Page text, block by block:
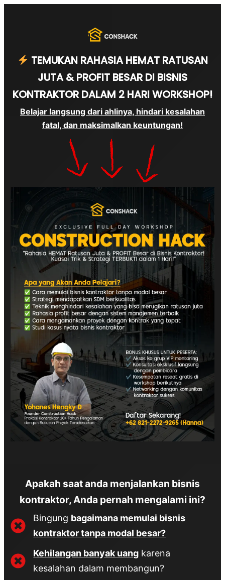
TEMUKAN RAHASIA HEMAT RATUSAN
JUTA & PROFIT BESAR DI BISNIS
KONTRAKTOR DALAM 2 HARI WORKSHOP!
Belajar langsung dari ahlinya, hindari kesalahan
fatal, dan maksimalkan keuntungan!
Apakah saat anda menjalankan bisnis
kontraktor, Anda pernah mengalami ini?
Bingung bagaimana memulai bisnis
kontraktor tanpa modal besar?
Kehilangan banyak uang karena
kesalahan dalam membangun?